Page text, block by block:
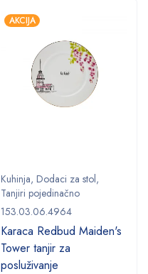
AKCIJA
Kuhinja, Dodaci za stol,
Tanjiri pojedinačno
153.03.06.4964
Karaca Redbud Maiden's
Tower tanjir za
posluživanje